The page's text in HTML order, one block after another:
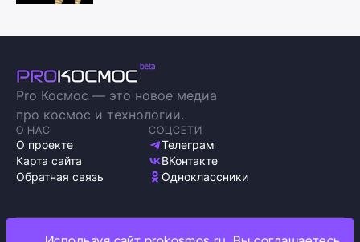
Pro Космос — это новое медиа
про космос и технологии.
О НАС
О проекте
Карта сайта
Обратная связь
СОЦСЕТИ
Телеграм
ВКонтакте
Одноклассники